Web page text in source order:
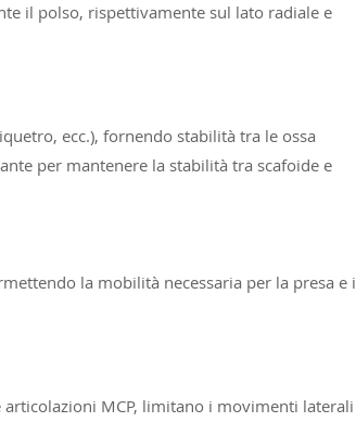
il polso, rispettivamente sul lato radiale e
ecc.), fornendo stabilità tra le ossa
per mantenere la stabilità tra scafoide e
la mobilità necessaria per la presa e i
MCP, limitano i movimenti laterali